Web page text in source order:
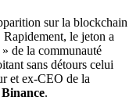
sur la blockchain
le jeton a
» de la communauté
sans détours celui
et ex-CEO de la
Binance.